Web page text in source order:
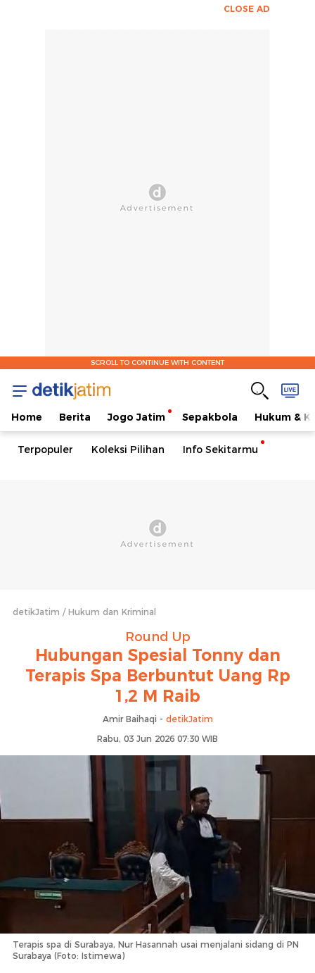
CLOSE AD
SCROLL TO CONTINUE WITH CONTENT
Home Berita Jogo Jatim Sepakbola Hukum &
Terpopuler Koleksi Pilihan Info Sekitarmu
detikJatim Hukum dan Kriminal
Round Up
Hubungan Spesial Tonny dan
Terapis Spa Berbuntut Uang Rp
1,2 M Raib
Amir Baihaqi - detikJatim
Rabu, 03 Jun 2026 07:30 WIB
Terapis spa di Surabaya, Nur Hasannah usai menjalani sidang di PN
Surabaya (Foto: Istimewa)